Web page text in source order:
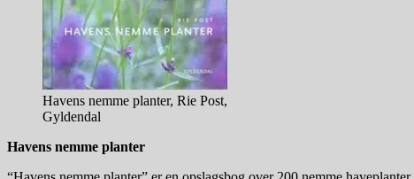
Havens nemme planter, Rie Post,
Gyldendal
Havens nemme planter